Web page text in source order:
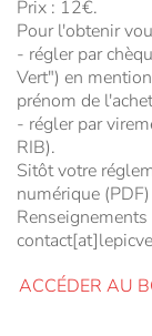
Prix : 12€.
Pour l'obtenir
- régler par
Vert") en
prénom de
- régler par
RIB).
Sitôt votre
numérique
ACCÉDER AU